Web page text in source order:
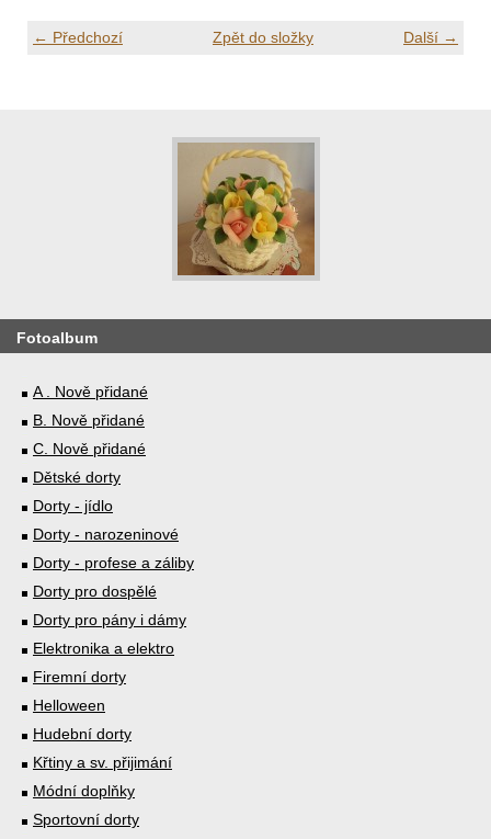
← Předchozí Další →
Zpět do složky
Fotoalbum
A . Nově přidané
B. Nově přidané
C. Nově přidané
Dětské dorty
Dorty - jídlo
Dorty - narozeninové
Dorty - profese a záliby
Dorty pro dospělé
Dorty pro pány i dámy
Elektronika a elektro
Firemní dorty
Helloween
Hudební dorty
Křtiny a sv. přijimání
Módní doplňky
Sportovní dorty